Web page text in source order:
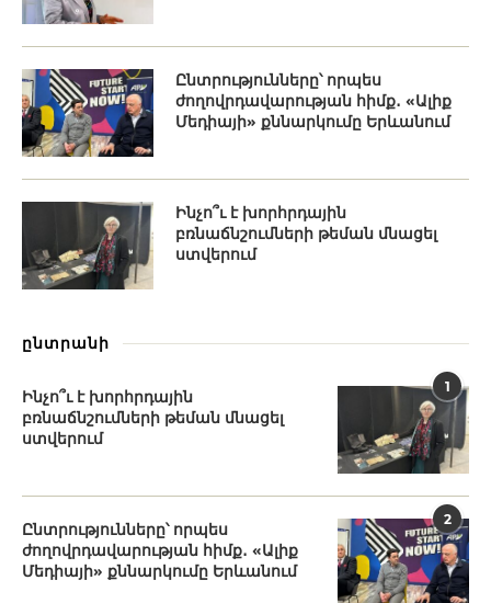
Ընտրությունները՝ որպես
ժողովրդավարության հիմք․ «Ալիք
Մեդիայի» քննարկումը Երևանում
Ինչո՞ւ է խորհրդային
բռնաճնշումների թեման մնացել
ստվերում
ընտրանի
1
Ինչո՞ւ է խորհրդային
բռնաճնշումների թեման մնացել
ստվերում
2
Ընտրությունները՝ որպես
ժողովրդավարության հիմք․ «Ալիք
Մեդիայի» քննարկումը Երևանում